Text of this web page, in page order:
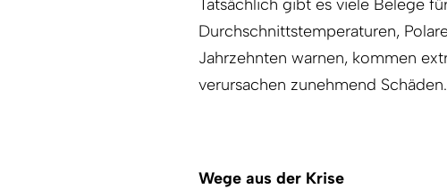
Tatsächlich gibt es viele Belege
Durchschnittstemperaturen,
Jahrzehnten warnen, kommen
verursachen zunehmend
Wege aus der Krise